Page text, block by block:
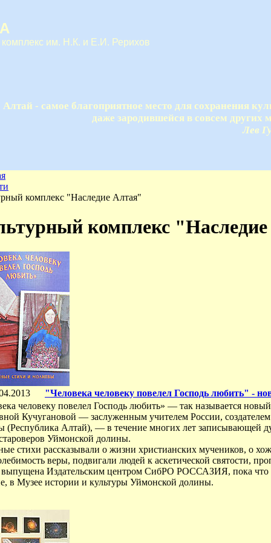
комплекс им. Н.К. и Е.И. Рерихов
Алтай - самое благоприятное место для сохранения
даже зародившейся в совсем других
Лев
комплекс "Наследие Алтая"
комплекс
"Человека человеку повелел Господь любить" -
человеку повелел Господь любить» — так называется
Кучугановой — заслуженным учителем России,
(Республика Алтай), — в течение многих лет записывающей
Уймонской долины.
стихи рассказывали о жизни христианских мучеников, о
веры, подвигали людей к аскетической святости,
Издательским центром СибРО РОССАЗИЯ, пока что
в Музее истории и культуры Уймонской долины.